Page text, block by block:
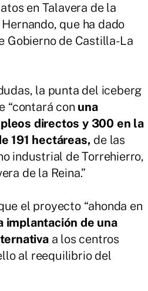
en Talavera de la
que ha dado
Gobierno de Castilla-La
la punta del iceberg
“contará con una
directos y 300 en la
191 hectáreas, de las
industrial de Torrehierro,
de la Reina.”
el proyecto “ahonda en
implantación de una
a los centros
al reequilibrio del